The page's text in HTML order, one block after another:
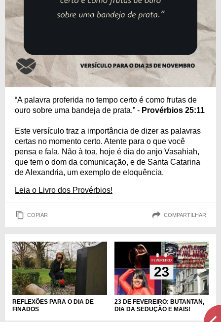
“A palavra proferida no tempo certo é como frutas de
ouro sobre uma bandeja de prata.” - Provérbios 25:11
Este versículo traz a importância de dizer as palavras
certas no momento certo. Atente para o que você
pensa e fala. Não à toa, hoje é dia do anjo Vasahiah,
que tem o dom da comunicação, e de Santa Catarina
de Alexandria, um exemplo de eloquência.
Leia o Livro dos Provérbios!
COPIAR COMPARTILHAR
REFLEXÕES PARA O DIA DE
FINADOS
23 DE FEVEREIRO: BUTANTAN,
DIA DA SEDUÇÃO E MAIS!